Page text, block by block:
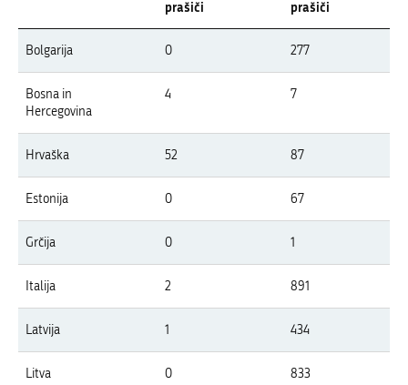
Pregled pojavov APK v letu 2026 po državah Evrope
V tabeli so prikazani izbruhi APK v Evropi v letu 2026 po državah, ločeno
prašiči prašiči
Bolgarija 0 277
Bosna in
Hercegovina
4 7
Hrvaška 52 87
Estonija 0 67
Grčija 0 1
Italija 2 891
Latvija 1 434
Litva 0 833